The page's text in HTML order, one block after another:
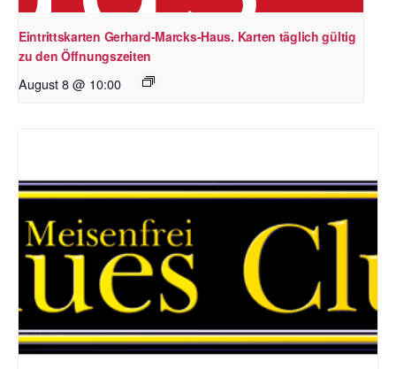
Eintrittskarten Gerhard-Marcks-Haus. Karten täglich gültig
zu den Öffnungszeiten
August 8 @ 10:00